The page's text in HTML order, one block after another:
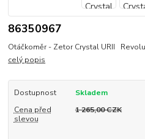
86350967
Otáčkoměr - Zetor Crystal URII
celý popis
Dostupnost
Skladem
Cena před
slevou
1 265,00 CZK